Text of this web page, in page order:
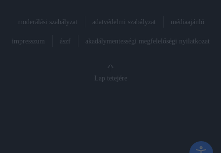
moderálási szabályzat adatvédelmi szabályzat médiaajánló
impresszum ászf akadálymentességi megfelelőségi nyilatkozat
Lap tetejére